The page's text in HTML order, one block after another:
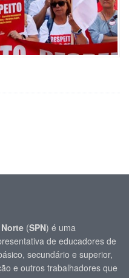
(SPN) é uma
de educadores de
secundário e superior,
e outros trabalhadores que